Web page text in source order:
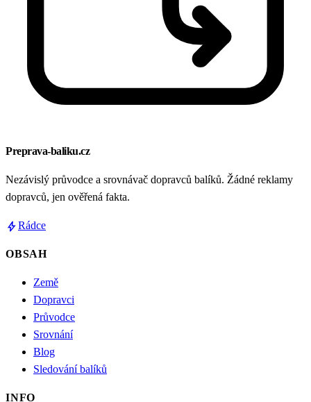
Preprava-baliku.cz
Nezávislý průvodce a srovnávač dopravců balíků. Žádné reklamy
dopravců, jen ověřená fakta.
boltRádce
OBSAH
Země
Dopravci
Průvodce
Srovnání
Blog
Sledování balíků
INFO